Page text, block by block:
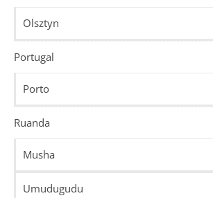
Olsztyn
Portugal
Porto
Ruanda
Musha
Umudugudu